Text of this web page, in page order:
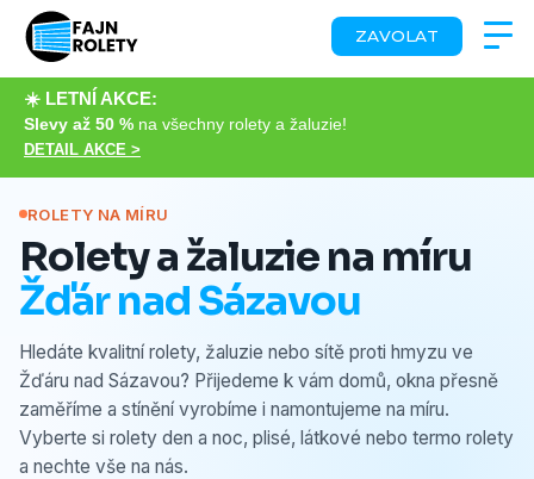
☀️ LETNÍ AKCE:
Slevy až 50 % na všechny rolety a žaluzie!
DETAIL AKCE >
ZAVOLAT
ROLETY NA MÍRU
Rolety a žaluzie na míru
Žďár nad Sázavou
Hledáte kvalitní rolety, žaluzie nebo sítě proti hmyzu ve
Žďáru nad Sázavou? Přijedeme k vám domů, okna přesně
zaměříme a stínění vyrobíme i namontujeme na míru.
Vyberte si rolety den a noc, plisé, látkové nebo termo rolety
a nechte vše na nás.